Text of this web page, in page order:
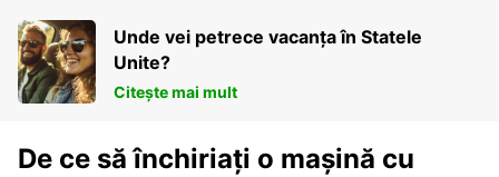
Unde vei petrece vacanța în Statele
Unite?
Citește mai mult
De ce să închiriați o mașină cu